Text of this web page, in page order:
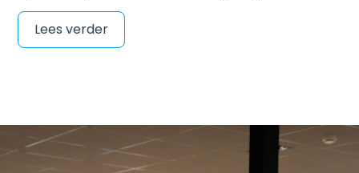
Lees verder